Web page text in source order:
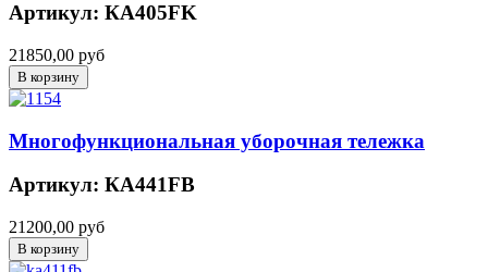
Артикул: КА405FK
21850,00 руб
Многофункциональная уборочная тележка
Артикул: КА441FB
21200,00 руб